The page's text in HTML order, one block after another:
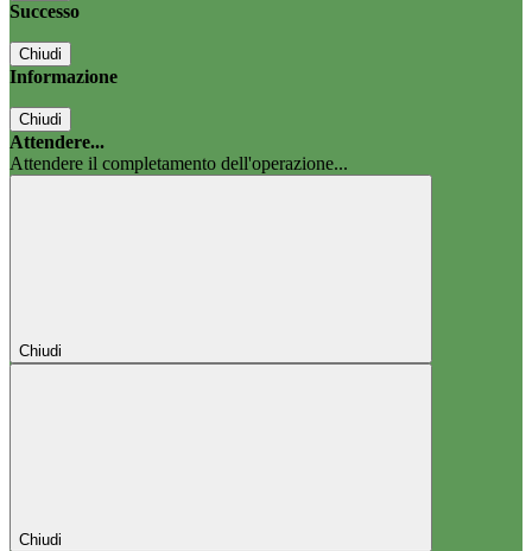
Successo
Chiudi
Informazione
Chiudi
Attendere...
Attendere il completamento dell'operazione...
Chiudi
Chiudi